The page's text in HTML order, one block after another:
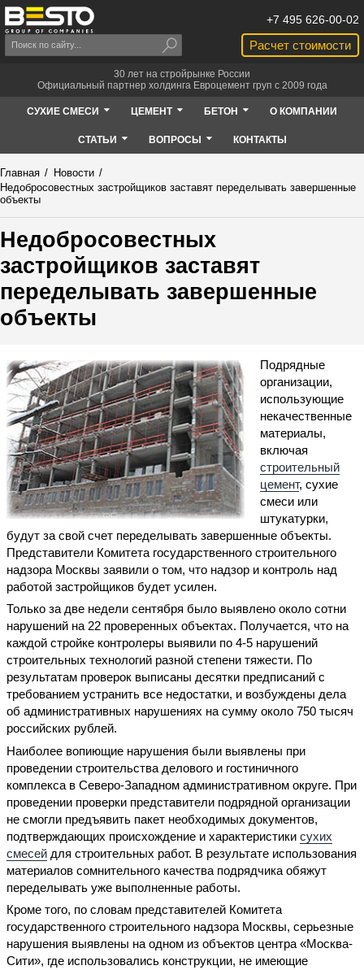
Расчет стоимости
+7 495 626-00-02
30 лет на стройрынке России
Официальный партнер холдинга Евроцемент груп с 2009 года
СУХИЕ СМЕСИ ЦЕМЕНТ БЕТОН О КОМПАНИИ
СТАТЬИ ВОПРОСЫ КОНТАКТЫ
Главная / Новости /
Недобросовестных застройщиков заставят переделывать завершенные
объекты
Недобросовестных
застройщиков заставят
переделывать завершенные
объекты
Подрядные
организации,
использующие
некачественные
материалы,
включая
строительный
цемент, сухие
смеси или
штукатурки,
будут за свой счет переделывать завершенные объекты.
Представители Комитета государственного строительного
надзора Москвы заявили о том, что надзор и контроль над
работой застройщиков будет усилен.
Только за две недели сентября было выявлено около сотни
нарушений на 22 проверенных объектах. Получается, что на
каждой стройке контролеры выявили по 4-5 нарушений
строительных технологий разной степени тяжести. По
результатам проверок выписаны десятки предписаний с
требованием устранить все недостатки, и возбуждены дела
об административных нарушениях на сумму около 750 тысяч
российских рублей.
Наиболее вопиющие нарушения были выявлены при
проведении строительства делового и гостиничного
комплекса в Северо-Западном административном округе. При
проведении проверки представители подрядной организации
не смогли предъявить пакет необходимых документов,
подтверждающих происхождение и характеристики сухих
смесей для строительных работ. В результате использования
материалов сомнительного качества подрядчика обяжут
переделывать уже выполненные работы.
Кроме того, по словам представителей Комитета
государственного строительного надзора Москвы, серьезные
нарушения выявлены на одном из объектов центра «Москва-
Сити», где использовались конструкции, не имеющие